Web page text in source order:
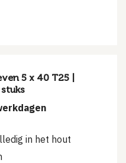
5 x 40 T25 |
in het hout